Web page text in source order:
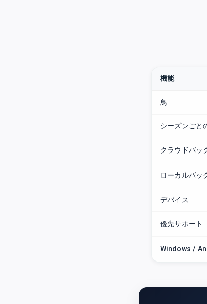
機能
鳥
シーズンごと
クラウドバッ
ローカルバッ
デバイス
優先サポート
Windows /